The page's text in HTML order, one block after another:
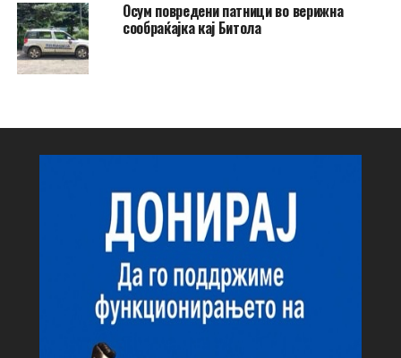
Осум повредени патници во верижна
сообраќајка кај Битола